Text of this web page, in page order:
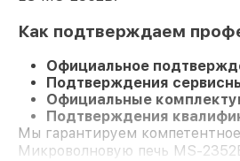
Как подтверждаем
Официальное
Подтверждения
Официальные
Подтверждения
Мы гарантируем
Микроволновую печь MS-